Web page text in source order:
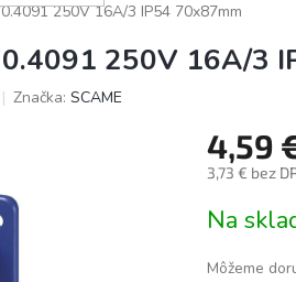
250V 16A/3 IP54 70x87mm
250V 16A/3
Značka: SCAME
4,59
3,73 € bez
cena:
Na
Môžeme